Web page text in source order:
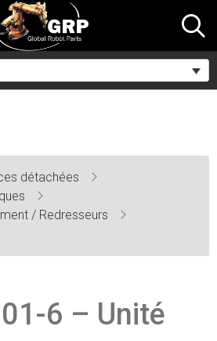
détachées
/ Redresseurs
6 – Unité